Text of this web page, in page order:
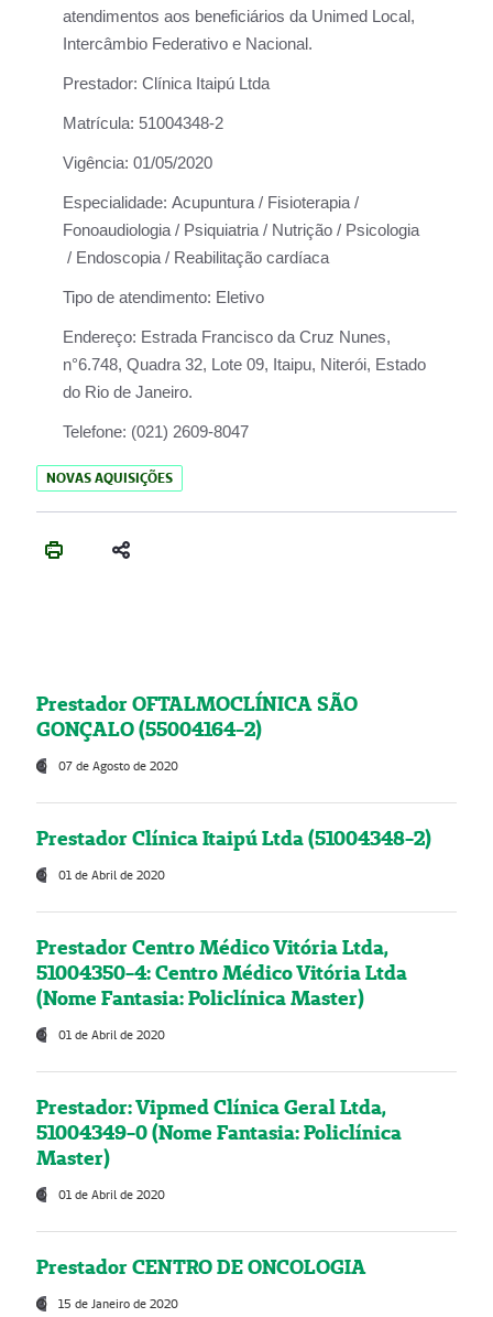
atendimentos aos beneficiários da Unimed Local,
Intercâmbio Federativo e Nacional.
Prestador: Clínica Itaipú Ltda
Matrícula: 51004348-2
Vigência: 01/05/2020
Especialidade: Acupuntura / Fisioterapia /
Fonoaudiologia / Psiquiatria / Nutrição / Psicologia
/ Endoscopia / Reabilitação cardíaca
Tipo de atendimento: Eletivo
Endereço: Estrada Francisco da Cruz Nunes,
n°6.748, Quadra 32, Lote 09, Itaipu, Niterói, Estado
do Rio de Janeiro.
Telefone: (021) 2609-8047
NOVAS AQUISIÇÕES
Prestador OFTALMOCLÍNICA SÃO
GONÇALO (55004164-2)
07 de Agosto de 2020
Prestador Clínica Itaipú Ltda (51004348-2)
01 de Abril de 2020
Prestador Centro Médico Vitória Ltda,
51004350-4: Centro Médico Vitória Ltda
(Nome Fantasia: Policlínica Master)
01 de Abril de 2020
Prestador: Vipmed Clínica Geral Ltda,
51004349-0 (Nome Fantasia: Policlínica
Master)
01 de Abril de 2020
Prestador CENTRO DE ONCOLOGIA
15 de Janeiro de 2020